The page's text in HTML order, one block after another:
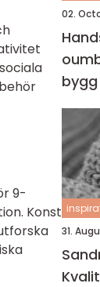
9-
Konst
02.
31.